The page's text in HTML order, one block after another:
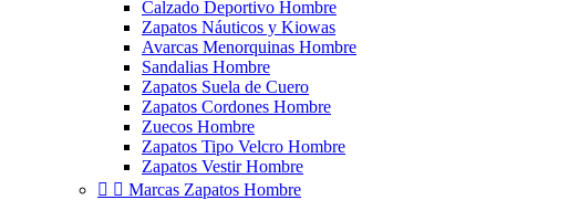
Calzado Deportivo Hombre
Zapatos Náuticos y Kiowas
Avarcas Menorquinas Hombre
Sandalias Hombre
Zapatos Suela de Cuero
Zapatos Cordones Hombre
Zuecos Hombre
Zapatos Tipo Velcro Hombre
Zapatos Vestir Hombre
  Marcas Zapatos Hombre